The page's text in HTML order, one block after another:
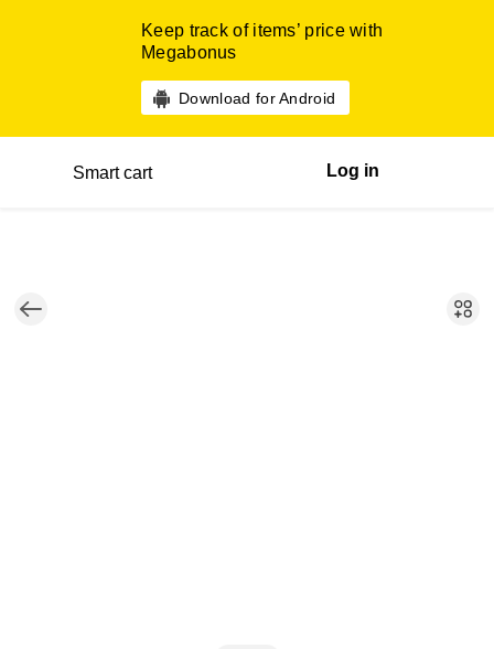
Keep track of items’ price with
Megabonus
Download for Android
Smart cart Log in